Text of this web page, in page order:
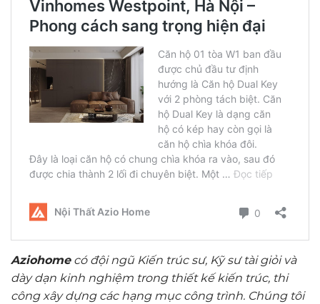
Aziohomecó đội ngũ Kiến trúc sư, Kỹ sư tài giỏi và
dày dạn kinh nghiệm trong thiết kế kiến trúc, thi
công xây dựng các hạng mục công trình. Chúng tôi